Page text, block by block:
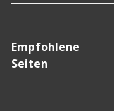
Empfohlene
Seiten